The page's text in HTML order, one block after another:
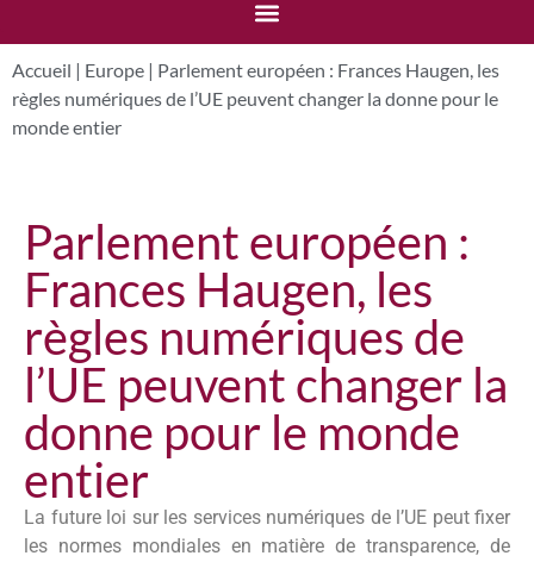
Accueil | Europe | Parlement européen : Frances Haugen, les
règles numériques de l’UE peuvent changer la donne pour le
monde entier
Parlement européen :
Frances Haugen, les
règles numériques de
l’UE peuvent changer la
donne pour le monde
entier
La future loi sur les services numériques de l’UE peut fixer
les normes mondiales en matière de transparence, de